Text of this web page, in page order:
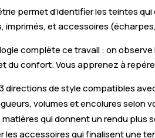
permet d’identifier les teintes
imprimés, et accessoires
complète ce travail : on
du confort. Vous apprenez à
3 directions de style compatibles
volumes et encolures selon
matières qui donnent un rendu plus
les accessoires qui finalisent une